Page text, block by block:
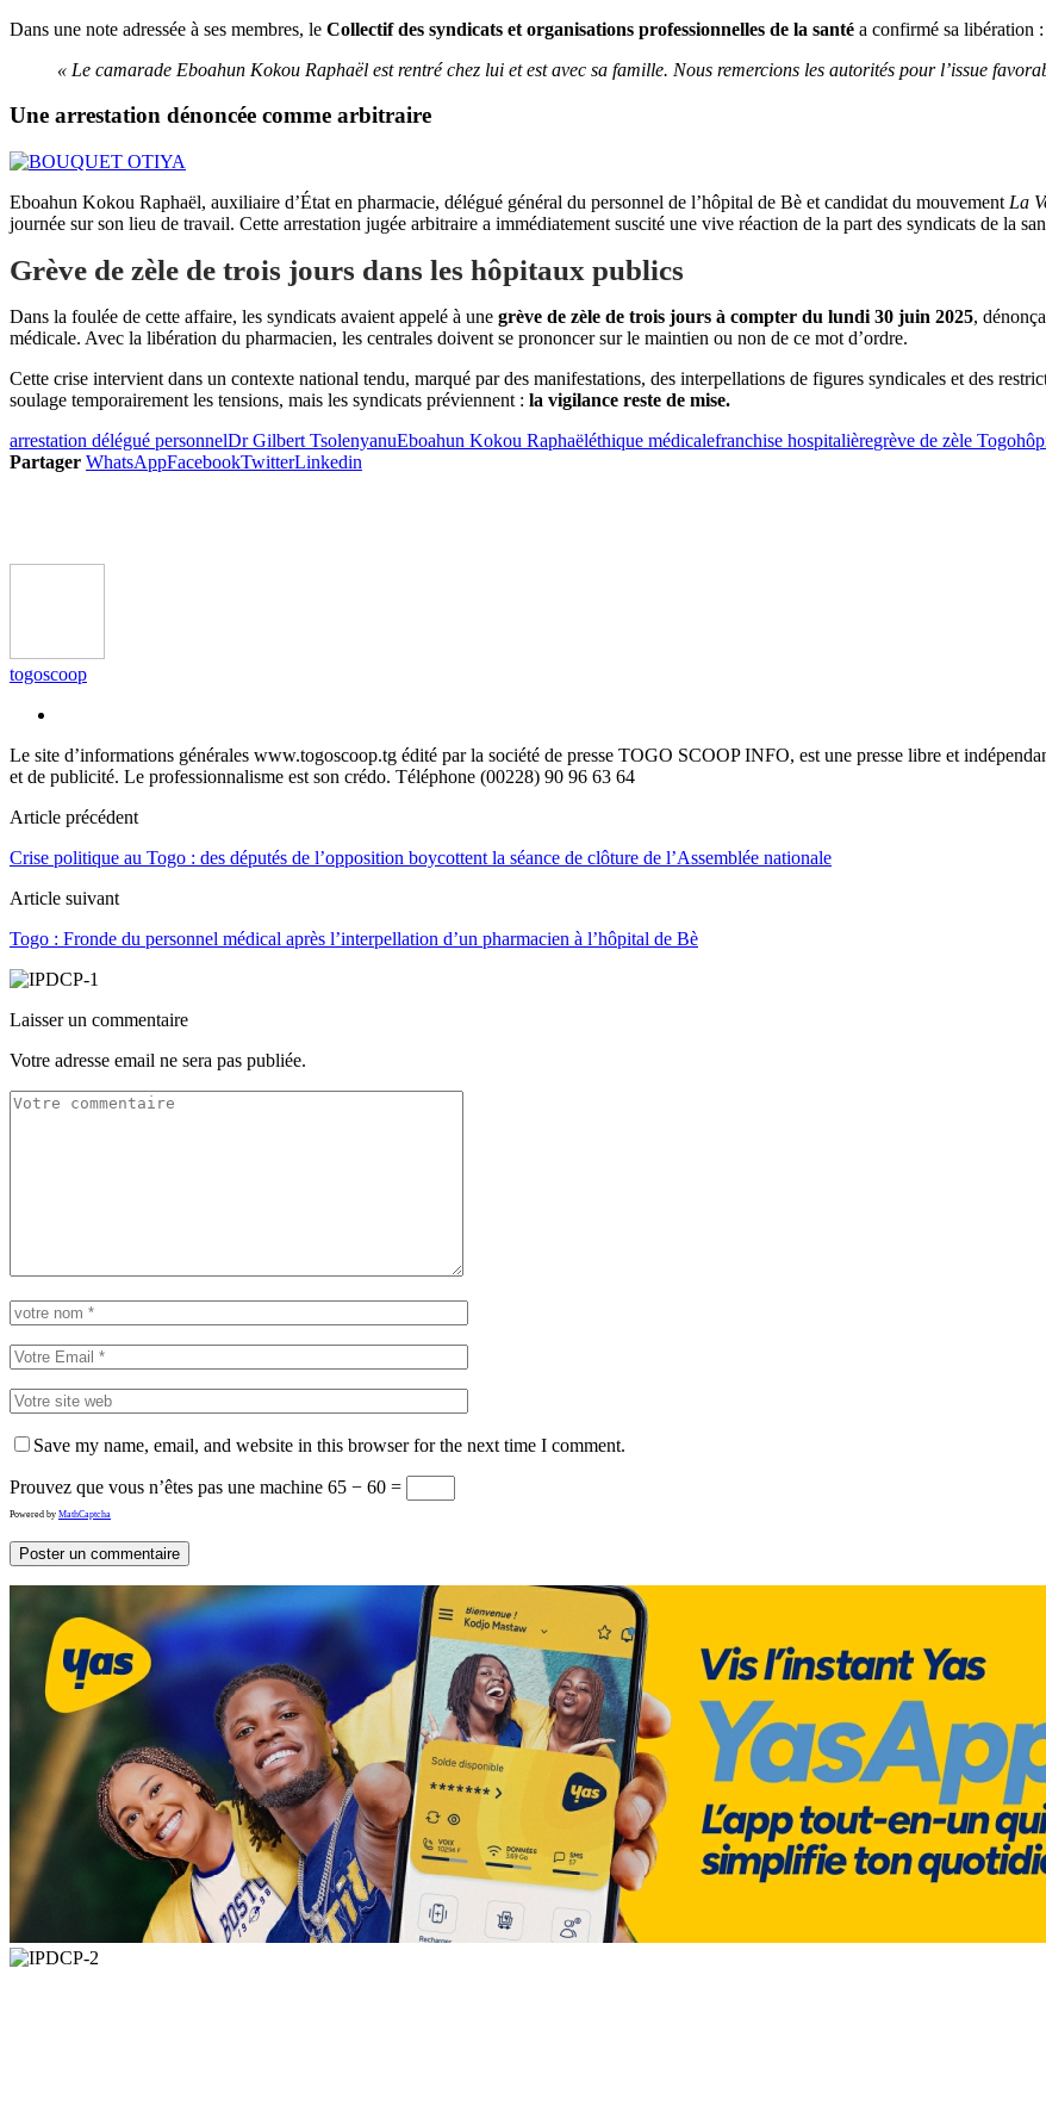
Dans une note adressée à ses membres, le Collectif des syndicats et organisations professionnelles de la santé a confirmé sa libération :
« Le camarade Eboahun Kokou Raphaël est rentré chez lui et est avec sa famille. Nous remercions les autorités pour l’issue
Une arrestation dénoncée comme arbitraire
Eboahun Kokou Raphaël, auxiliaire d’État en pharmacie, délégué général du personnel de l’hôpital de Bè et candidat du mouvement La
journée sur son lieu de travail. Cette arrestation jugée arbitraire a immédiatement suscité une vive réaction de la part des syndicats de la
Grève de zèle de trois jours dans les hôpitaux publics
Dans la foulée de cette affaire, les syndicats avaient appelé à une grève de zèle de trois jours à compter du lundi 30 juin 2025,
médicale. Avec la libération du pharmacien, les centrales doivent se prononcer sur le maintien ou non de ce mot d’ordre.
Cette crise intervient dans un contexte national tendu, marqué par des manifestations, des interpellations de figures syndicales et des
soulage temporairement les tensions, mais les syndicats préviennent : la vigilance reste de mise.
arrestation délégué personnelDr Gilbert TsolenyanuEboahun Kokou Raphaëléthique médicalefranchise hospitalièregrève de zèle Togo
Partager WhatsAppFacebookTwitterLinkedin
togoscoop
Le site d’informations générales www.togoscoop.tg édité par la société de presse TOGO SCOOP INFO, est une presse libre et
et de publicité. Le professionnalisme est son crédo. Téléphone (00228) 90 96 63 64
Article précédent
Crise politique au Togo : des députés de l’opposition boycottent la séance de clôture de l’Assemblée nationale
Article suivant
Togo : Fronde du personnel médical après l’interpellation d’un pharmacien à l’hôpital de Bè
Laisser un commentaire
Votre adresse email ne sera pas publiée.
Save my name, email, and website in this browser for the next time I comment.
Prouvez que vous n’êtes pas une machine 65 − 60 =
Powered by MathCaptcha